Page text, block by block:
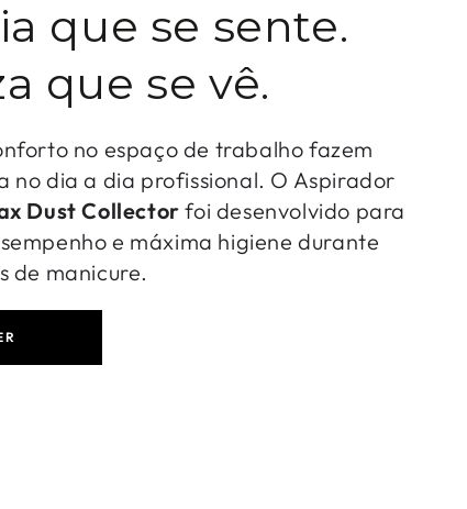
que se sente.
que se vê.
no espaço de trabalho fazem
no dia a dia profissional. O Aspirador
Dust Collectorfoi desenvolvido para
e máxima higiene durante
de manicure.